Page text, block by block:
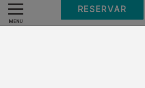
MENÚ
RESERVAR
Preguntas frecuentes